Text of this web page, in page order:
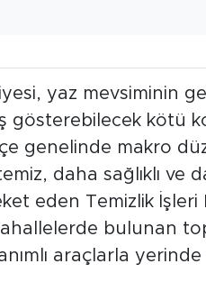
yaz mevsiminin
gösterebilecek kötü
genelinde makro
daha sağlıklı ve
eden Temizlik
bulunan
araçlarla yerinde